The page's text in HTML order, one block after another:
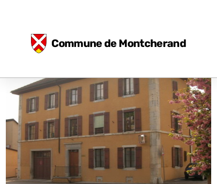
Commune de Montcherand
Eglise et fresques
Durabilité
Concept énergétique